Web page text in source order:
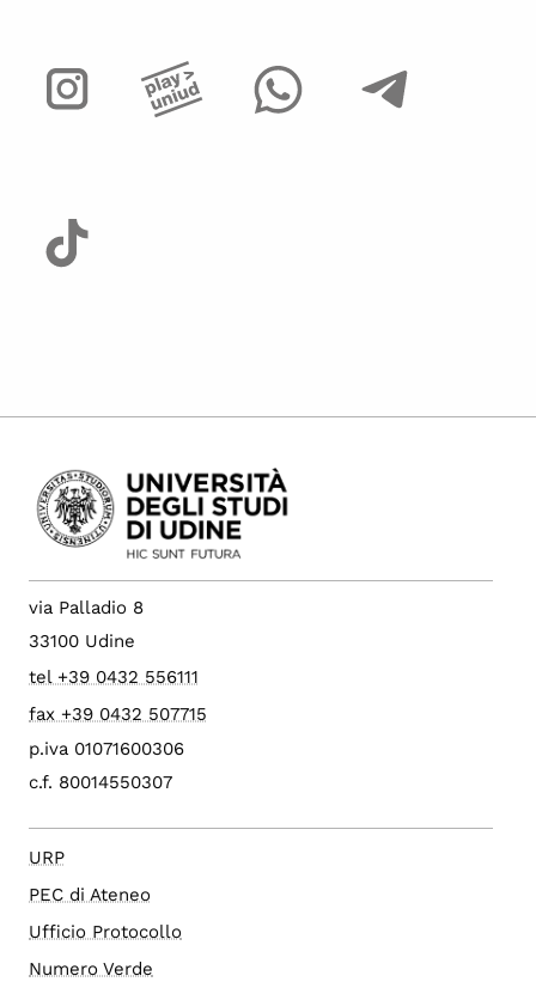
via Palladio 8
33100 Udine
tel +39 0432 556111
fax +39 0432 507715
p.iva 01071600306
c.f. 80014550307
URP
PEC di Ateneo
Ufficio Protocollo
Numero Verde